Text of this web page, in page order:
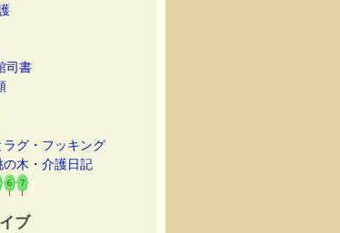
司書
ラグ・フッキング
の木・介護日記
ブ